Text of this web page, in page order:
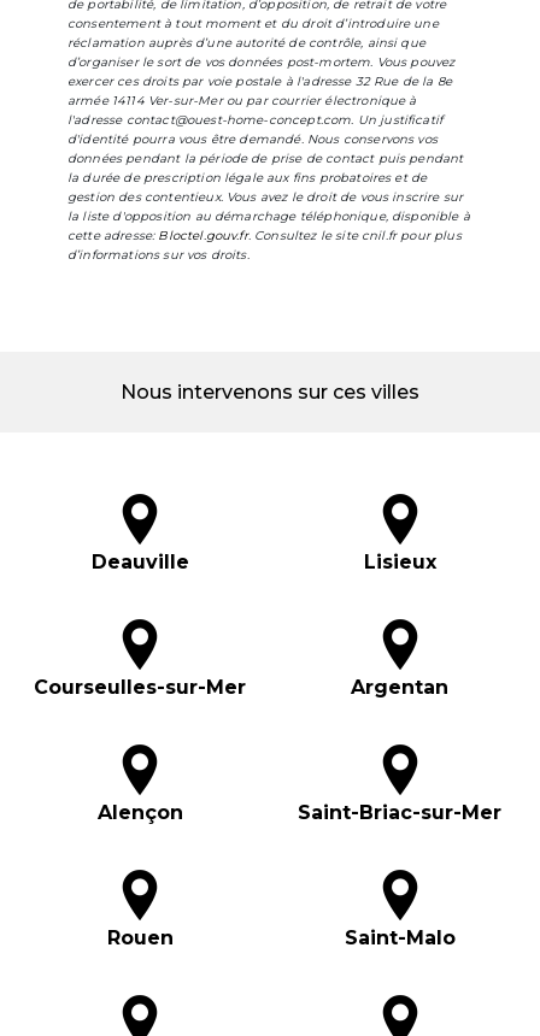
de portabilité, de limitation, d’opposition, de retrait de votre
consentement à tout moment et du droit d’introduire une
réclamation auprès d’une autorité de contrôle, ainsi que
d’organiser le sort de vos données post-mortem. Vous pouvez
exercer ces droits par voie postale à l'adresse 32 Rue de la 8e
armée 14114 Ver-sur-Mer ou par courrier électronique à
l'adresse contact@ouest-home-concept.com. Un justificatif
d'identité pourra vous être demandé. Nous conservons vos
données pendant la période de prise de contact puis pendant
la durée de prescription légale aux fins probatoires et de
gestion des contentieux. Vous avez le droit de vous inscrire sur
la liste d'opposition au démarchage téléphonique, disponible à
cette adresse: Bloctel.gouv.fr. Consultez le site cnil.fr pour plus
d’informations sur vos droits.
Nous intervenons sur ces villes
Deauville Lisieux
Courseulles-sur-Mer Argentan
Alençon Saint-Briac-sur-Mer
Rouen Saint-Malo